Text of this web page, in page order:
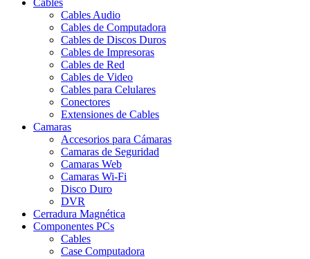
Cables Audio
Cables de Computadora
Cables de Discos Duros
Cables de Impresoras
Cables de Red
Cables de Video
Cables para Celulares
Conectores
Extensiones de Cables
Camaras
Accesorios para Cámaras
Camaras de Seguridad
Camaras Web
Camaras Wi-Fi
Disco Duro
DVR
Cerradura Magnética
Componentes PCs
Cables
Case Computadora